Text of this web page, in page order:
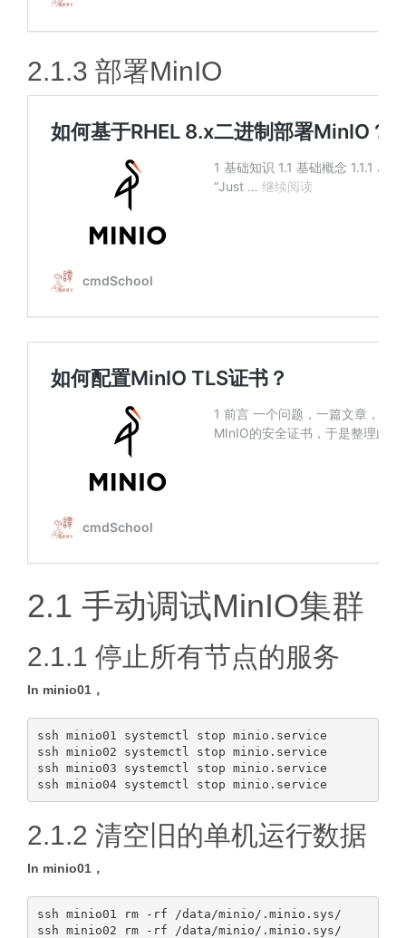
2.1.3 部署MinIO
2.1 手动调试MinIO集群
2.1.1 停止所有节点的服务
In minio01，
ssh minio01 systemctl stop minio.service
ssh minio02 systemctl stop minio.service
ssh minio03 systemctl stop minio.service
2.1.2 清空旧的单机运行数据
In minio01，
ssh minio01 rm -rf /data/minio/.minio.sys/
ssh minio02 rm -rf /data/minio/.minio.sys/